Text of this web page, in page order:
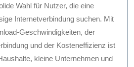
Wahl für Nutzer, die eine
Internetverbindung suchen. Mit
Geschwindigkeiten, der
und der Kosteneffizienz ist
kleine Unternehmen und